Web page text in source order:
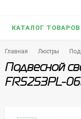
КАТАЛОГ ТОВАРОВ
Главная Люстры
Подвесной
FR5253PL-